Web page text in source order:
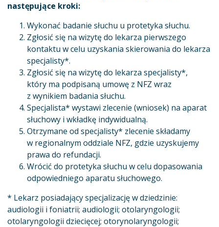
następujące kroki:
Wykonać badanie słuchu u protetyka słuchu.
Zgłosić się na wizytę do lekarza pierwszego
kontaktu w celu uzyskania skierowania do lekarza
specjalisty*.
Zgłosić się na wizytę do lekarza specjalisty*,
który ma podpisaną umowę z NFZ wraz
z wynikiem badania słuchu.
Specjalista* wystawi zlecenie (wniosek) na aparat
słuchowy i wkładkę indywidualną.
Otrzymane od specjalisty* zlecenie składamy
w regionalnym oddziale NFZ, gdzie uzyskujemy
prawa do refundacji.
Wrócić do protetyka słuchu w celu dopasowania
odpowiedniego aparatu słuchowego.
* Lekarz posiadający specjalizację w dziedzinie:
audiologii i foniatrii; audiologii; otolaryngologii;
otolaryngologii dziecięcej; otorynolaryngologii;